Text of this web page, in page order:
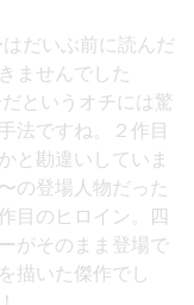
だいぶ前に読んだ
ませんでした
というオチには驚
法ですね。２作目
と勘違いしていま
の登場人物だった
目のヒロイン。四
がそのまま登場で
描いた傑作でし